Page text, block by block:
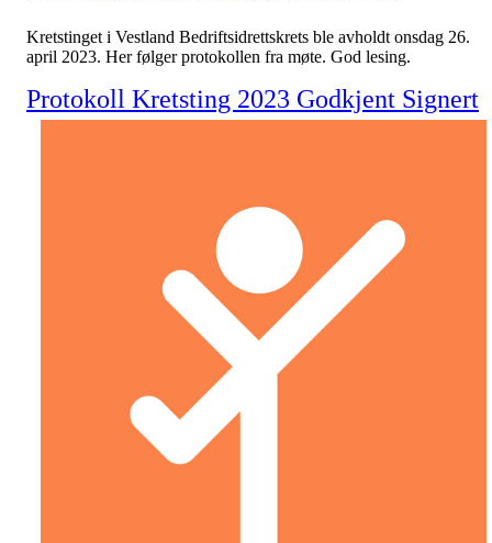
Kretstinget i Vestland Bedriftsidrettskrets ble avholdt onsdag 26.
april 2023. Her følger protokollen fra møte. God lesing.
Protokoll Kretsting 2023 Godkjent Signert